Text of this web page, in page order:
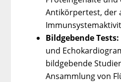
Antikörpertest, der
Bildgebende Tests:
und
bildgebende
Ansammlung von